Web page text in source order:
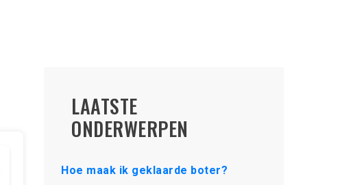
LAATSTE
ONDERWERPEN
Hoe maak ik geklaarde boter?